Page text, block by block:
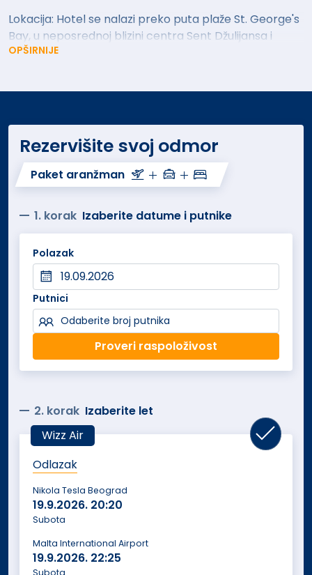
Lokacija: Hotel se nalazi preko puta plaže St. George's
Bay, u neposrednoj blizini centra Sent Džulijansa i
popularne četvrti Pačevil, koja je udaljena 5 minuta
Sadržaj hotela: Gostima su na raspolaganju otvoreni
bazen sa slanom vodom, terasa za sunčanje, restoran
sa italijanskom kuhinjom, bar i recepcija koja radi 24
sata. Hotel nudi usluge iznajmljivanja bicikala i
celom objektu besplatno.
klimatizovane i opremljene flat-screen televizorom,
radnim stolom, garderoberom i sopstvenim
kupatilom sa kadom ili tušem, fenom za kosu i
toaletnim priborom. Sve sobe imaju pogled na vrt ili
Usluga je na bazi Najma, uz mogućnost doplate za
doručkak u agenciji ili na licu mesta.
OPŠIRNIJE
Rezervišite svoj odmor
Paket aranžman
1. korak Izaberite datume i putnike
Polazak
Putnici
Odaberite broj putnika
Proveri raspoloživost
2. korak Izaberite let
Wizz Air
Nikola Tesla Beograd
19.9.2026. 20:20
Subota
Odlazak
Malta International Airport
19.9.2026. 22:25
Subota